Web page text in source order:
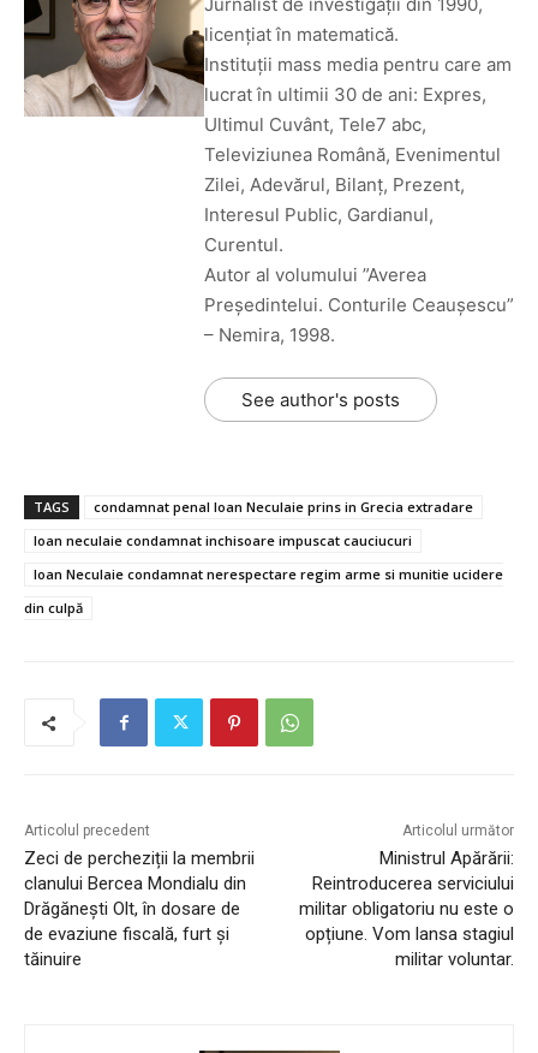
Jurnalist de investigații din 1990,
licențiat în matematică.
Instituții mass media pentru care am
lucrat în ultimii 30 de ani: Expres,
Ultimul Cuvânt, Tele7 abc,
Televiziunea Română, Evenimentul
Zilei, Adevărul, Bilanț, Prezent,
Interesul Public, Gardianul,
Curentul.
Autor al volumului ”Averea
Președintelui. Conturile Ceaușescu”
– Nemira, 1998.
See author's posts
TAGS
condamnat penal Ioan Neculaie prins in Grecia extradare
Ioan neculaie condamnat inchisoare impuscat cauciucuri
Ioan Neculaie condamnat nerespectare regim arme si munitie ucidere
din culpă
Articolul precedent
Zeci de percheziții la membrii
clanului Bercea Mondialu din
Drăgănești Olt, în dosare de
de evaziune fiscală, furt și
tăinuire
Articolul următor
Ministrul Apărării:
Reintroducerea serviciului
militar obligatoriu nu este o
opțiune. Vom lansa stagiul
militar voluntar.